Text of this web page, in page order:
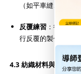
（如平車縫、包邊
反覆練習 ：從簡單
行反覆的製作與修改
4.3 紡織材料與可持續